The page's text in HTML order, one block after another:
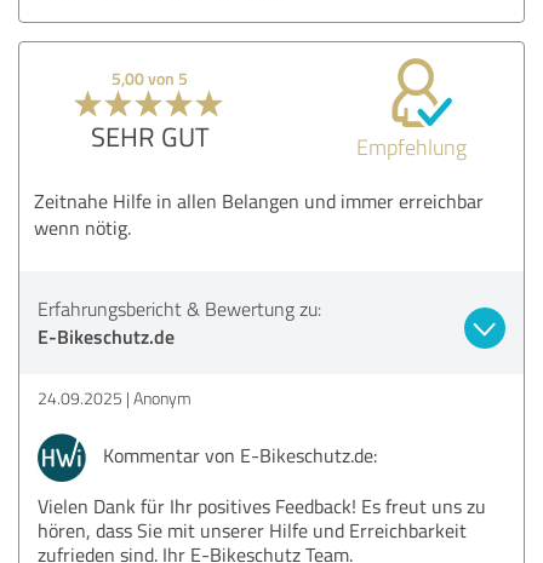
5,00 von 5
SEHR GUT Empfehlung
Zeitnahe Hilfe in allen Belangen und immer erreichbar
wenn nötig.
Erfahrungsbericht & Bewertung zu:
E-Bikeschutz.de
24.09.2025 Anonym
Kommentar von E-Bikeschutz.de:
Vielen Dank für Ihr positives Feedback! Es freut uns zu
hören, dass Sie mit unserer Hilfe und Erreichbarkeit
zufrieden sind. Ihr E-Bikeschutz Team.